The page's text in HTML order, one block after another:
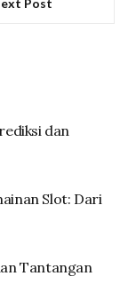
Post
dan
Slot: Dari
Tantangan